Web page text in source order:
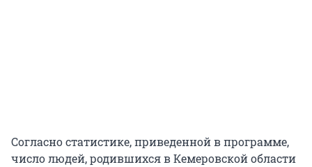
Согласно статистике, приведенной в программе,
число людей, родившихся в Кемеровской области